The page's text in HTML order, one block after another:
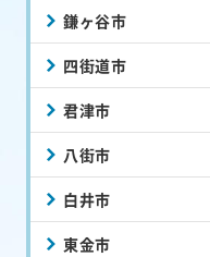
鎌ヶ谷市
四街道市
君津市
八街市
白井市
東金市